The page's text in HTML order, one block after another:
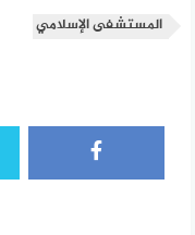
المستشفى الإسلامي